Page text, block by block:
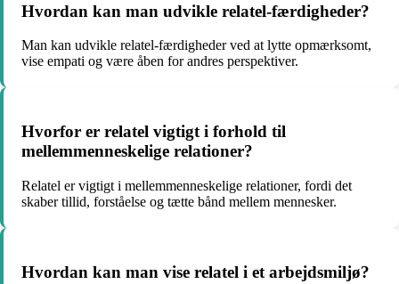
Hvordan kan man udvikle relatel-færdigheder?
Man kan udvikle relatel-færdigheder ved at lytte opmærksomt,
vise empati og være åben for andres perspektiver.
Hvorfor er relatel vigtigt i forhold til
mellemmenneskelige relationer?
Relatel er vigtigt i mellemmenneskelige relationer, fordi det
skaber tillid, forståelse og tætte bånd mellem mennesker.
Hvordan kan man vise relatel i et arbejdsmiljø?